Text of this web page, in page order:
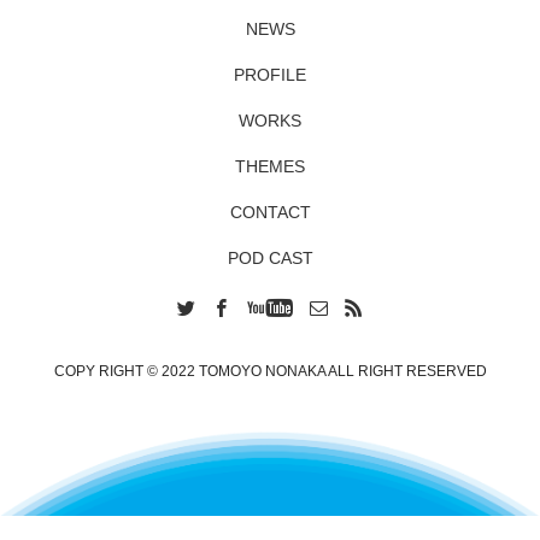
NEWS
PROFILE
WORKS
THEMES
CONTACT
POD CAST
COPY RIGHT © 2022 TOMOYO NONAKA ALL RIGHT RESERVED